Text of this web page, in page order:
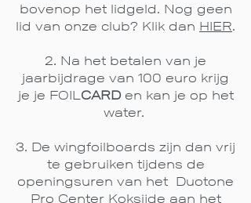
bovenop het lidgeld. Nog geen
lid van onze club? Klik dan HIER.
2. Na het betalen van je
jaarbijdrage van 100 euro krijg
je je FOILCARDen kan je op het
water.
3. De wingfoilboards zijn dan vrij
te gebruiken tijdens de
openingsuren van het Duotone
Pro Center Koksijde aan het